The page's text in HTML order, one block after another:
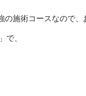
施術コースなので、
で、